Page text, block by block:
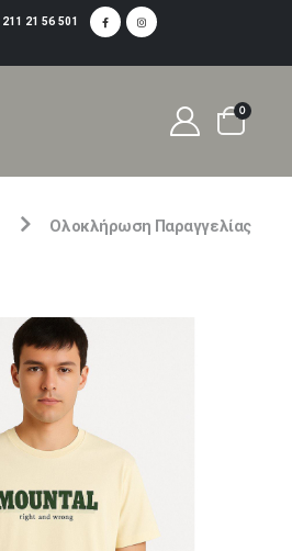
211 21 56 501
0
Ολοκλήρωση Παραγγελίας